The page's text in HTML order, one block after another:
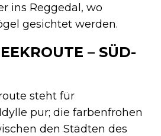
ins Reggedal, wo
gesichtet werden.
– SÜD-
steht für
pur; die farbenfrohen
den Städten des